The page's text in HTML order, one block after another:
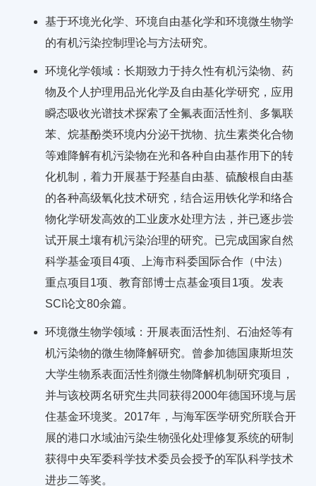
基于环境光化学、环境自由基化学和环境微生物学
的有机污染控制理论与方法研究。
环境化学领域：长期致力于持久性有机污染物、药
物及个人护理用品光化学及自由基化学研究，应用
瞬态吸收光谱技术探索了全氟表面活性剂、多氯联
苯、烷基酚类环境内分泌干扰物、抗生素类化合物
等难降解有机污染物在光和各种自由基作用下的转
化机制，着力开展基于羟基自由基、硫酸根自由基
的各种高级氧化技术研究，结合运用铁化学和络合
物化学研发高效的工业废水处理方法，并已逐步尝
试开展土壤有机污染治理的研究。已完成国家自然
科学基金项目4项、上海市科委国际合作（中法）
重点项目1项、教育部博士点基金项目1项。发表
SCI论文80余篇。
环境微生物学领域：开展表面活性剂、石油烃等有
机污染物的微生物降解研究。曾参加德国康斯坦茨
大学生物系表面活性剂微生物降解机制研究项目，
并与该校两名研究生共同获得2000年德国环境与居
住基金环境奖。2017年，与海军医学研究所联合开
展的港口水域油污染生物强化处理修复系统的研制
获得中央军委科学技术委员会授予的军队科学技术
进步二等奖。